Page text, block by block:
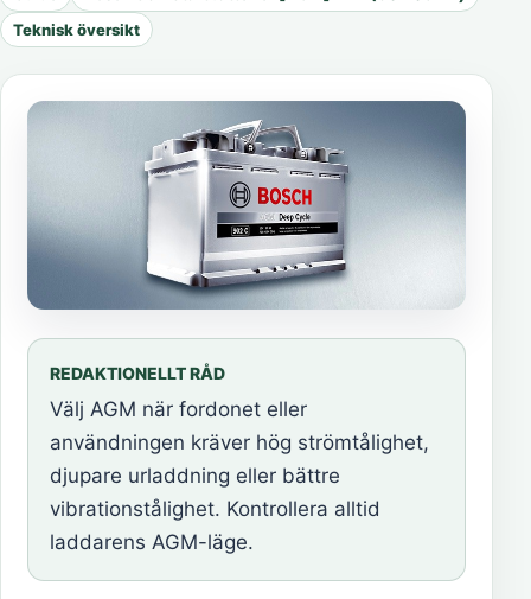
Teknisk översikt
REDAKTIONELLT RÅD
Välj AGM när fordonet eller
användningen kräver hög strömtålighet,
djupare urladdning eller bättre
vibrationstålighet. Kontrollera alltid
laddarens AGM-läge.